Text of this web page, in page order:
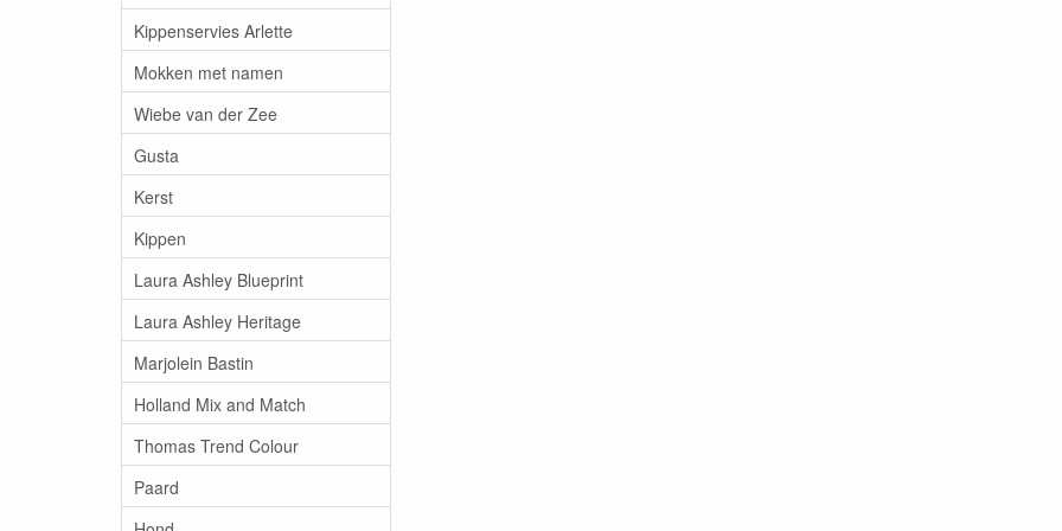
Kippenservies Arlette
Mokken met namen
Wiebe van der Zee
Gusta
Kerst
Kippen
Laura Ashley Blueprint
Laura Ashley Heritage
Marjolein Bastin
Holland Mix and Match
Thomas Trend Colour
Paard